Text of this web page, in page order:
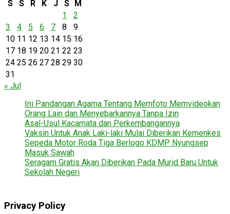
S
S R K J S M
1
2
3
4 5 6 7 8
9
10 11 12 13 14 15 16
17 18 19 20 21 22 23
24 25 26 27 28 29 30
31
« Jul
Ini Pandangan Agama Tentang Memfoto Memvideokan
Orang Lain dan Menyebarkannya Tanpa Izin
Asal-Usul Kacamata dan Perkembangannya
Vaksin Untuk Anak Laki-laki Mulai Diberikan Kemenkes
Sepeda Motor Roda Tiga Berlogo KDMP Nyungsep
Masuk Sawah
Seragam Gratis Akan Diberikan Pada Murid Baru Untuk
Sekolah Negeri
Privacy Policy